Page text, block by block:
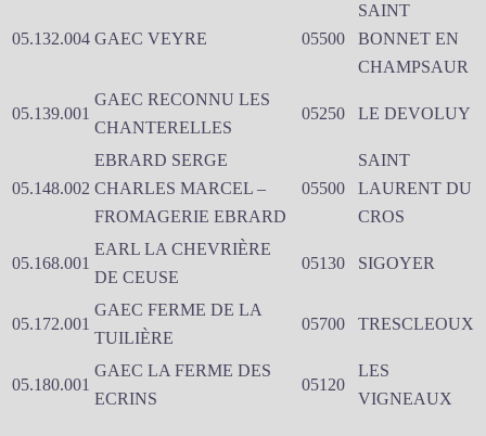
05.132.004 GAEC VEYRE 05500
SAINT
BONNET EN
CHAMPSAUR
05.139.001
GAEC RECONNU LES
CHANTERELLES
05250 LE DEVOLUY
05.148.002
EBRARD SERGE
CHARLES MARCEL –
FROMAGERIE EBRARD
05500
SAINT
LAURENT DU
CROS
05.168.001
EARL LA CHEVRIÈRE
DE CEUSE
05130 SIGOYER
05.172.001
GAEC FERME DE LA
TUILIÈRE
05700 TRESCLEOUX
05.180.001
GAEC LA FERME DES
ECRINS
05120
LES
VIGNEAUX